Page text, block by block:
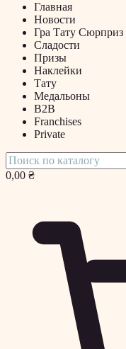
Главная
Новости
Гра Тату Сюрприз
Сладости
Призы
Наклейки
Тату
Медальоны
B2B
Franchises
Private
0,00 ₴